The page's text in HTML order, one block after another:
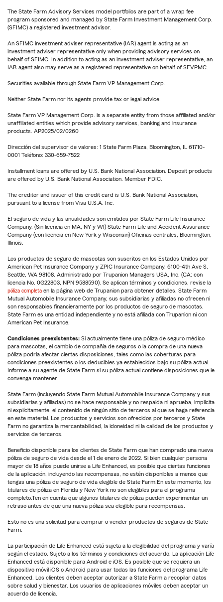
The State Farm Advisory Services model portfolios are part of a wrap fee
program sponsored and managed by State Farm Investment Management Corp.
(SFIMC) a registered investment advisor.
An SFIMC investment adviser representative (IAR) agent is acting as an
investment adviser representative only when providing advisory services on
behalf of SFIMC. In addition to acting as an investment adviser representative, an
IAR agent also may serve as a registered representative on behalf of SFVPMC.
Securities available through State Farm VP Management Corp.
Neither State Farm nor its agents provide tax or legal advice.
State Farm VP Management Corp. is a separate entity from those affiliated and/or
unaffiliated entities which provide advisory services, banking and insurance
products. AP2025/02/0260
Dirección del supervisor de valores: 1 State Farm Plaza, Bloomington, IL 61710-
0001 Teléfono: 330-659-7522
Installment loans are offered by U.S. Bank National Association. Deposit products
are offered by U.S. Bank National Association. Member FDIC.
The creditor and issuer of this credit card is U.S. Bank National Association,
pursuant to a license from Visa U.S.A. Inc.
El seguro de vida y las anualidades son emitidos por State Farm Life Insurance
Company. (Sin licencia en MA, NY y WI) State Farm Life and Accident Assurance
Company (con licencia en New York y Wisconsin) Oficinas centrales, Bloomington,
Illinois.
Los productos de seguro de mascotas son suscritos en los Estados Unidos por
American Pet Insurance Company y ZPIC Insurance Company, 6100-4th Ave S,
Seattle, WA 98108. Administrado por Trupanion Managers USA, Inc. (CA: con
licencia No. 0G22803, NPN 9588590). Se aplican términos y condiciones, revise la
póliza completa en la página web de Trupanion para obtener detalles. State Farm
Mutual Automobile Insurance Company, sus subsidiarias y afiliadas no ofrecen ni
son responsables financieramente por los productos de seguro de mascotas.
State Farm es una entidad independiente y no está afiliada con Trupanion ni con
American Pet Insurance.
Condiciones preexistentes: Si actualmente tiene una póliza de seguro médico
para mascotas, el cambio de compañía de seguros o la compra de una nueva
póliza podría afectar ciertas disposiciones, tales como las coberturas para
condiciones preexistentes o los deducibles ya establecidos bajo su póliza actual.
Informe a su agente de State Farm si su póliza actual contiene disposiciones que le
convenga mantener.
State Farm (incluyendo State Farm Mutual Automobile Insurance Company y sus
subsidiarias y afiliadas) no se hace responsable y no respalda ni aprueba, implícita
ni explícitamente, el contenido de ningún sitio de terceros al que se haga referencia
en este material. Los productos y servicios son ofrecidos por terceros y State
Farm no garantiza la mercantabilidad, la idoneidad ni la calidad de los productos y
servicios de terceros.
Beneficio disponible para los clientes de State Farm que han comprado una nueva
póliza de seguro de vida desde el 1 de enero de 2022. Si bien cualquier persona
mayor de 18 años puede unirse a Life Enhanced, es posible que ciertas funciones
de la aplicación, incluyendo las recompensas, no estén disponibles a menos que
tengas una póliza de seguro de vida elegible de State Farm.En este momento, los
titulares de póliza en Florida y New York no son elegibles para el programa
completo.Ten en cuenta que algunos titulares de póliza pueden experimentar un
retraso antes de que una nueva póliza sea elegible para recompensas.
Esto no es una solicitud para comprar o vender productos de seguros de State
Farm.
La participación de Life Enhanced está sujeta a la elegibilidad del programa y varía
según el estado. Sujeto a los términos y condiciones del acuerdo. La aplicación Life
Enhanced está disponible para Android e iOS. Es posible que se requiera un
dispositivo móvil iOS o Android para usar todas las funciones del programa Life
Enhanced. Los clientes deben aceptar autorizar a State Farm a recopilar datos
sobre salud y bienestar. Los usuarios de aplicaciones móviles deben aceptar un
acuerdo de licencia.